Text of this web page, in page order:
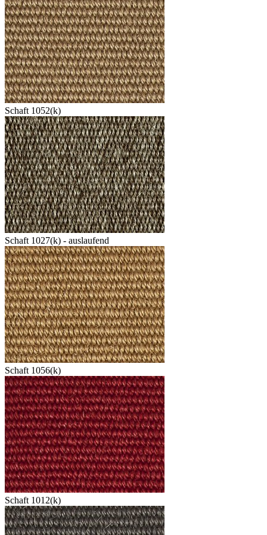
Schaft 1052(k)
Schaft 1027(k) - auslaufend
Schaft 1056(k)
Schaft 1012(k)